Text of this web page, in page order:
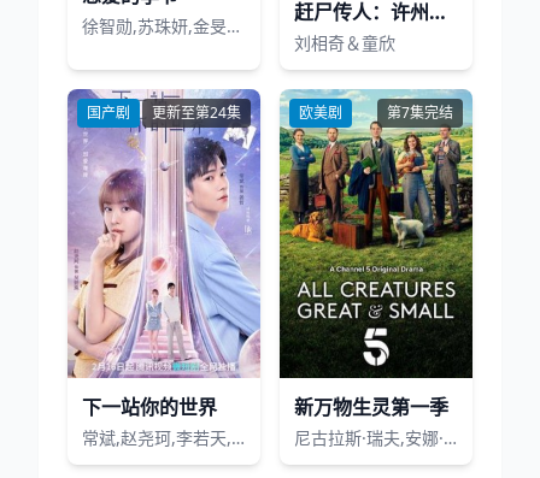
徐智勋,苏珠妍,金旻奎,姜惠元,尹贤秀,吴裕珍
赶尸传人：许州奇案录秘术追凶
刘相奇＆童欣
国产剧 更新至第24集
下一站你的世界
常斌,赵尧珂,李若天,朱近桐
欧美剧 第7集完结
新万物生灵第一季
尼古拉斯·瑞夫,安娜·梅德利,萨缪尔·韦斯特,蕾切尔·申顿,卡勒姆·伍德豪斯,马修·刘易斯,黛安娜·里格,亚历克西斯·普拉特,奈杰尔·贝茨,德里克,伊莫金·克劳森,加布里埃尔·奎格利,德鲁·凯恩,菲利普·加斯科因,奈杰尔·哈弗斯,梅拉尼·基尔伯恩,苏珊·詹姆森,肖恩·卡尔森,麦米·麦考伊,史蒂夫·杰克逊,托尼·皮茨,娜奥米·拉德克利夫,David,Fleeshman,史蒂文·布莱克利,哈里特·斯莱特,Mark,Noble,Mollie,Winnard